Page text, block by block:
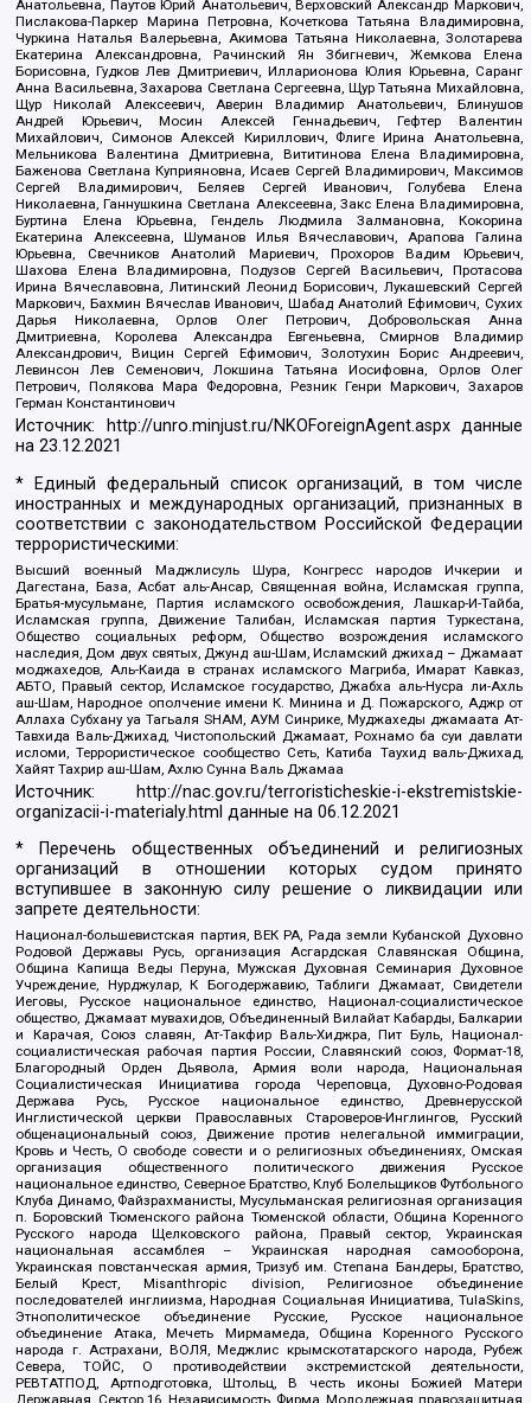
Анатольевна, Паутов Юрий Анатольевич, Верховский Александр Маркович,
Пислакова-Паркер Марина Петровна, Кочеткова Татьяна Владимировна,
Чуркина Наталья Валерьевна, Акимова Татьяна Николаевна, Золотарева
Екатерина Александровна, Рачинский Ян Збигневич, Жемкова Елена
Борисовна, Гудков Лев Дмитриевич, Илларионова Юлия Юрьевна, Саранг
Анна Васильевна, Захарова Светлана Сергеевна, Щур Татьяна Михайловна,
Щур Николай Алексеевич, Аверин Владимир Анатольевич, Блинушов
Андрей Юрьевич, Мосин Алексей Геннадьевич, Гефтер Валентин
Михайлович, Симонов Алексей Кириллович, Флиге Ирина Анатольевна,
Мельникова Валентина Дмитриевна, Вититинова Елена Владимировна,
Баженова Светлана Куприяновна, Исаев Сергей Владимирович, Максимов
Сергей Владимирович, Беляев Сергей Иванович, Голубева Елена
Николаевна, Ганнушкина Светлана Алексеевна, Закс Елена Владимировна,
Буртина Елена Юрьевна, Гендель Людмила Залмановна, Кокорина
Екатерина Алексеевна, Шуманов Илья Вячеславович, Арапова Галина
Юрьевна, Свечников Анатолий Мариевич, Прохоров Вадим Юрьевич,
Шахова Елена Владимировна, Подузов Сергей Васильевич, Протасова
Ирина Вячеславовна, Литинский Леонид Борисович, Лукашевский Сергей
Маркович, Бахмин Вячеслав Иванович, Шабад Анатолий Ефимович, Сухих
Дарья Николаевна, Орлов Олег Петрович, Добровольская Анна
Дмитриевна, Королева Александра Евгеньевна, Смирнов Владимир
Александрович, Вицин Сергей Ефимович, Золотухин Борис Андреевич,
Левинсон Лев Семенович, Локшина Татьяна Иосифовна, Орлов Олег
Петрович, Полякова Мара Федоровна, Резник Генри Маркович, Захаров
Герман Константинович
Источник: http://unro.minjust.ru/NKOForeignAgent.aspxданные
на23.12.2021
* Единый федеральный список организаций, в том числе
иностранных и международных организаций, признанных в
соответствии с законодательством Российской Федерации
террористическими:
Высший военный Маджлисуль Шура, Конгресс народов Ичкерии и
Дагестана, База, Асбат аль-Ансар, Священная война, Исламская группа,
Братья-мусульмане, Партия исламского освобождения, Лашкар-И-Тайба,
Исламская группа, Движение Талибан, Исламская партия Туркестана,
Общество социальных реформ, Общество возрождения исламского
наследия, Дом двух святых, Джунд аш-Шам, Исламский джихад – Джамаат
моджахедов, Аль-Каида в странах исламского Магриба, Имарат Кавказ,
АБТО, Правый сектор, Исламское государство, Джабха аль-Нусра ли-Ахль
аш-Шам, Народное ополчение имени К. Минина и Д. Пожарского, Аджр от
Аллаха Субхану уа Тагьаля SHAM, АУМ Синрике, Муджахеды джамаата Ат-
Тавхида Валь-Джихад, Чистопольский Джамаат, Рохнамо ба суи давлати
исломи, Террористическое сообщество Сеть, Катиба Таухид валь-Джихад,
Хайят Тахрир аш-Шам, Ахлю Сунна Валь Джамаа
Источник:
http://nac.gov.ru/terroristicheskie-i-ekstremistskie-
organizacii-i-materialy.html данные на06.12.2021
* Перечень общественных объединений и религиозных
организаций в отношении которых судом принято
вступившее в законную силу решение о ликвидации или
запрете деятельности:
Национал-большевистская партия, ВЕК РА, Рада земли Кубанской Духовно
Родовой Державы Русь, организация Асгардская Славянская Община,
Община Капища Веды Перуна, Мужская Духовная Семинария Духовное
Учреждение, Нурджулар, К Богодержавию, Таблиги Джамаат, Свидетели
Иеговы, Русское национальное единство, Национал-социалистическое
общество, Джамаат мувахидов, Объединенный Вилайат Кабарды, Балкарии
и Карачая, Союз славян, Ат-Такфир Валь-Хиджра, Пит Буль, Национал-
социалистическая рабочая партия России, Славянский союз, Формат-18,
Благородный Орден Дьявола, Армия воли народа, Национальная
Социалистическая Инициатива города Череповца, Духовно-Родовая
Держава Русь, Русское национальное единство, Древнерусской
Инглистической церкви Православных Староверов-Инглингов, Русский
общенациональный союз, Движение против нелегальной иммиграции,
Кровь и Честь, О свободе совести и о религиозных объединениях, Омская
организация общественного политического движения Русское
национальное единство, Северное Братство, Клуб Болельщиков Футбольного
Клуба Динамо, Файзрахманисты, Мусульманская религиозная организация
п. Боровский Тюменского района Тюменской области, Община Коренного
Русского народа Щелковского района, Правый сектор, Украинская
национальная ассамблея – Украинская народная самооборона,
Украинская повстанческая армия, Тризуб им. Степана Бандеры, Братство,
Белый Крест, Misanthropic division, Религиозное объединение
последователей инглиизма, Народная Социальная Инициатива, TulaSkins,
Этнополитическое объединение Русские, Русское национальное
объединение Атака, Мечеть Мирмамеда, Община Коренного Русского
народа г. Астрахани, ВОЛЯ, Меджлис крымскотатарского народа, Рубеж
Севера, ТОЙС, О противодействии экстремистской деятельности,
РЕВТАТПОД, Артподготовка, Штольц, В честь иконы Божией Матери
Державная, Сектор 16, Независимость, Фирма, Молодежная правозащитная